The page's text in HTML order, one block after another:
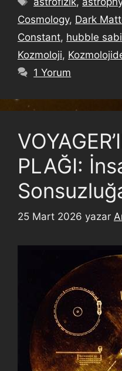
Cosmology, Dark
Constant, hubble
Kozmoloji,
1 Yorum
PLAĞI:
25 Mart 2026 yazar